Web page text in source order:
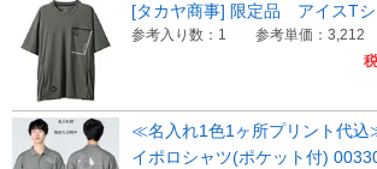
[タカヤ商事] 限定品 アイスT
参考入り数：1 参考単価：3,212
≪名入れ1色1ヶ所プリント代
イポロシャツ(ポケット付)